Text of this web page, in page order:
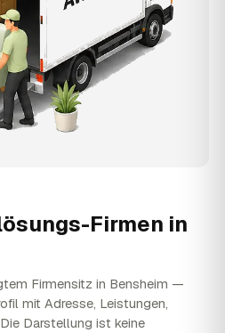
Firmen in
Firmensitz in Bensheim —
mit Adresse, Leistungen,
Darstellung ist keine